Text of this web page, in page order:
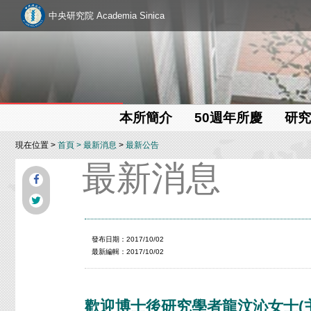
中央研究院 Academia Sinica
本所簡介 50週年所慶 研
現在位置 >首頁 >最新消息>最新公告
最新消息
發布日期：2017/10/02
最新編輯：2017/10/02
歡迎博士後研究學者龍汶沁女士